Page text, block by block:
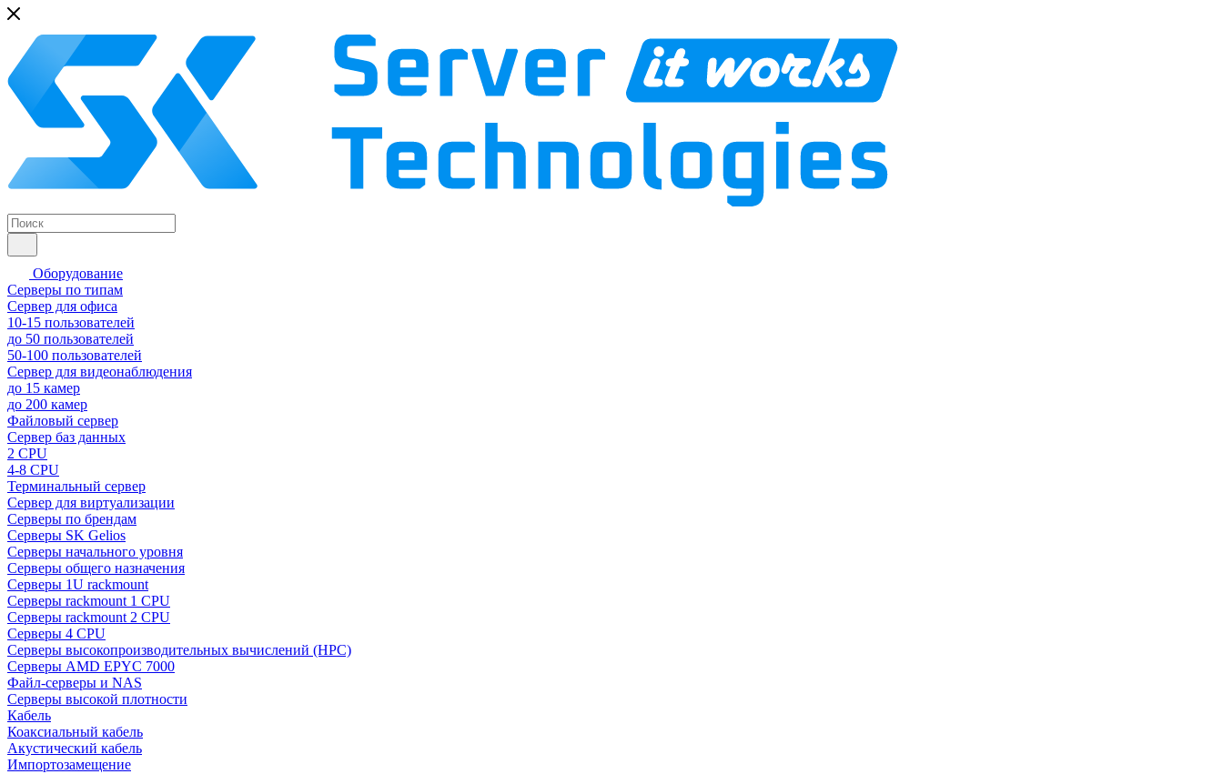
Оборудование
Серверы по типам
Сервер для офиса
10-15 пользователей
до 50 пользователей
50-100 пользователей
Сервер для видеонаблюдения
до 15 камер
до 200 камер
Файловый сервер
Сервер баз данных
2 CPU
4-8 CPU
Терминальный сервер
Сервер для виртуализации
Серверы по брендам
Серверы SK Gelios
Серверы начального уровня
Серверы общего назначения
Серверы 1U rackmount
Серверы rackmount 1 CPU
Серверы rackmount 2 CPU
Серверы 4 CPU
Серверы высокопроизводительных вычислений (HPC)
Серверы AMD EPYC 7000
Файл-серверы и NAS
Серверы высокой плотности
Кабель
Коаксиальный кабель
Акустический кабель
Импортозамещение